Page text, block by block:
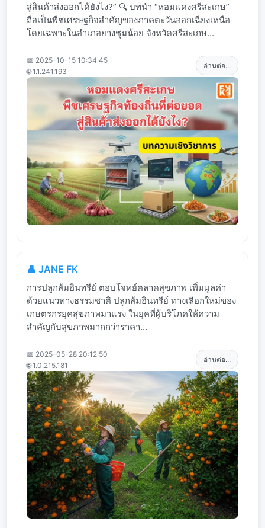
สู่สินค้าส่งออกได้ยังไง?” 🔍 บทนำ “หอมแดงศรีสะเกษ”
ถือเป็นพืชเศรษฐกิจสำคัญของภาคตะวันออกเฉียงเหนือ
โดยเฉพาะในอำเภอยางชุมน้อย จังหวัดศรีสะเกษ...
📅 2025-10-15 10:34:45
🌐 1.1.241.193
อ่านต่อ...
👤 JANE FK
การปลูกส้มอินทรีย์ ตอบโจทย์ตลาดสุขภาพ เพิ่มมูลค่า
ด้วยแนวทางธรรมชาติ ปลูกส้มอินทรีย์ ทางเลือกใหม่ของ
เกษตรกรยุคสุขภาพมาแรง ในยุคที่ผู้บริโภคให้ความ
สำคัญกับสุขภาพมากกว่าราคา...
📅 2025-05-28 20:12:50
🌐 1.0.215.181
อ่านต่อ...